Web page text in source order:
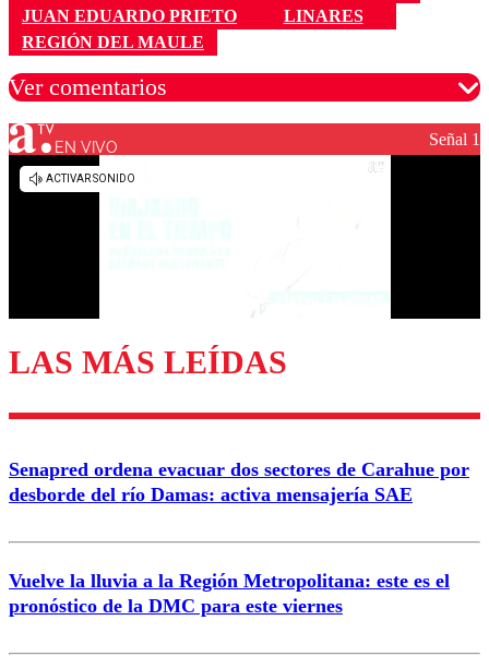
JUAN EDUARDO PRIETO
LINARES
REGIÓN DEL MAULE
Ver comentarios
Los comentarios son moderados para garantizar un
Enviar comentario
EN VIVO Señal 1
LAS MÁS LEÍDAS
Senapred ordena evacuar dos sectores de Carahue por
desborde del río Damas: activa mensajería SAE
Vuelve la lluvia a la Región Metropolitana: este es el
pronóstico de la DMC para este viernes